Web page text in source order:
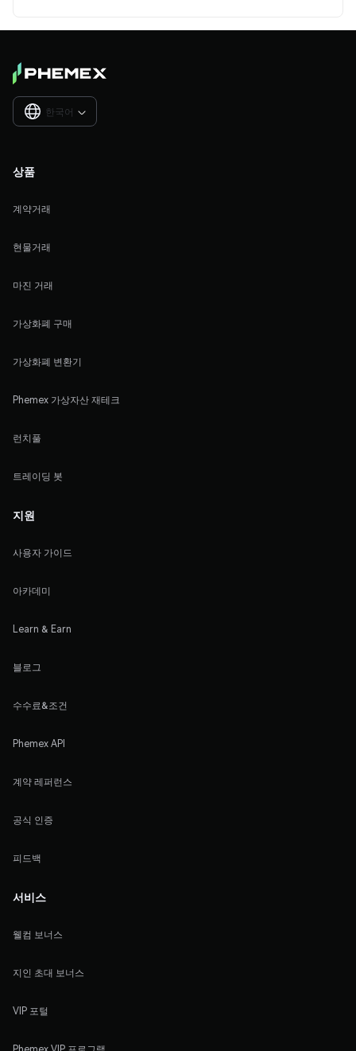
한국어 
상품
계약거래
현물거래
마진 거래
가상화폐 구매
가상화폐 변환기
Phemex 가상자산 재테크
런치풀
트레이딩 봇
지원
사용자 가이드
아카데미
Learn & Earn
블로그
수수료&조건
Phemex API
계약 레퍼런스
공식 인증
피드백
서비스
웰컴 보너스
지인 초대 보너스
VIP 포털